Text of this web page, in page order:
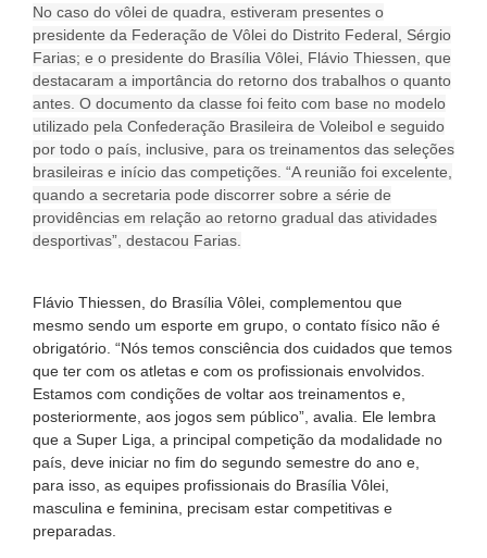
No caso do vôlei de quadra, estiveram presentes o
presidente da Federação de Vôlei do Distrito Federal, Sérgio
Farias; e o presidente do Brasília Vôlei, Flávio Thiessen, que
destacaram a importância do retorno dos trabalhos o quanto
antes. O documento da classe foi feito com base no modelo
utilizado pela Confederação Brasileira de Voleibol e seguido
por todo o país, inclusive, para os treinamentos das seleções
brasileiras e início das competições. “A reunião foi excelente,
quando a secretaria pode discorrer sobre a série de
providências em relação ao retorno gradual das atividades
desportivas”, destacou Farias.
Flávio Thiessen, do Brasília Vôlei, complementou que
mesmo sendo um esporte em grupo, o contato físico não é
obrigatório. “Nós temos consciência dos cuidados que temos
que ter com os atletas e com os profissionais envolvidos.
Estamos com condições de voltar aos treinamentos e,
posteriormente, aos jogos sem público”, avalia. Ele lembra
que a Super Liga, a principal competição da modalidade no
país, deve iniciar no fim do segundo semestre do ano e,
para isso, as equipes profissionais do Brasília Vôlei,
masculina e feminina, precisam estar competitivas e
preparadas.